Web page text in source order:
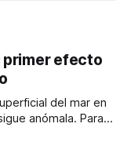
primer efecto
anómala. Para